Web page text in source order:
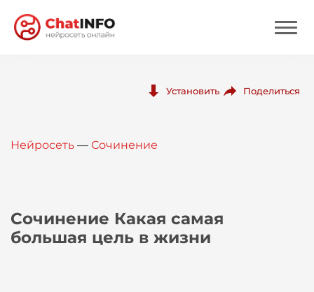
Вход
Установить Поделиться
Нейросеть — Сочинение
Сочинение Какая самая
большая цель в жизни